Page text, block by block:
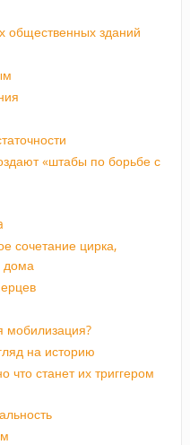
общественных зданий
«штабы по борьбе с
сочетание цирка,
дома
мобилизация?
на историю
станет их триггером